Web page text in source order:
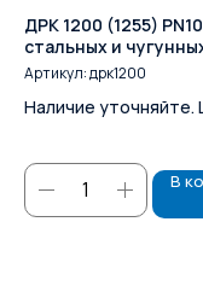
ДРК 1200 (1255)
стальных и
Артикул:дрк1200
Наличие уточняйте.
В